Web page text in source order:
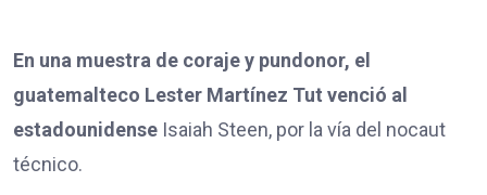
En una muestra de coraje y pundonor, el
guatemalteco Lester Martínez Tut venció al
estadounidense Isaiah Steen, por la vía del nocaut
técnico.